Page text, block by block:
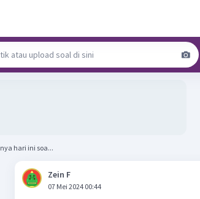
hari ini soa...
Zein F
07 Mei 2024 00:44